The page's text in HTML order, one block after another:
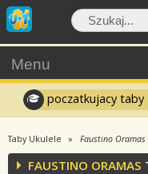
Menu
poczatkujacy taby
Taby Ukulele Faustino Oramas
FAUSTINO ORAMAS